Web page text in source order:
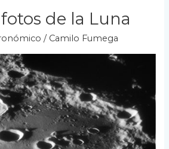
de la Luna
/ Camilo Fumega